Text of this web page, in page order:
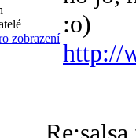
:o)
http://